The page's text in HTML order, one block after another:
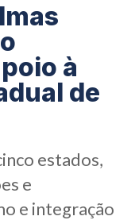
à
de
estados,
e
e integração